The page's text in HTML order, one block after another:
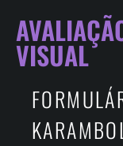
VISUAL